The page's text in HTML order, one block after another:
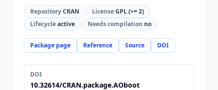
RepositoryCRAN LicenseGPL (>= 2)
Lifecycleactive Needs compilation no
Package page Reference Source DOI
DOI
10.32614/CRAN.package.AOboot